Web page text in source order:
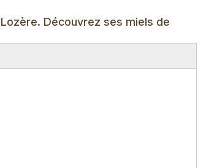
Découvrez ses miels de